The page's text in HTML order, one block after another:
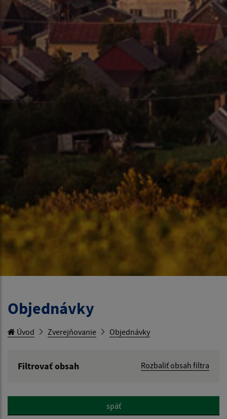
Objednávky
Úvod Zverejňovanie Objednávky
Filtrovať obsah
Rozbaliť obsah filtra
Hľadať v:
späť